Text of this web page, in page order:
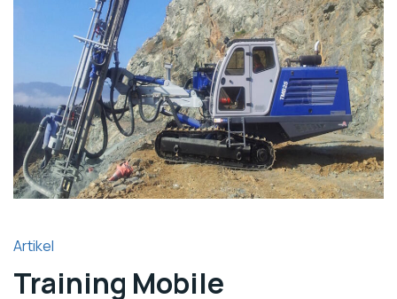
Artikel
Training Mobile